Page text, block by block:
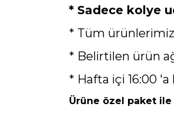
* Sadece kolye
* Tüm
* Belirtilen ürün
* Hafta içi 16:00
Ürüne özel paket